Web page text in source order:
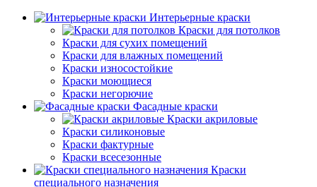
Интерьерные краски
Краски для потолков
Краски для сухих помещений
Краски для влажных помещений
Краски износостойкие
Краски моющиеся
Краски негорючие
Фасадные краски
Краски акриловые
Краски силиконовые
Краски фактурные
Краски всесезонные
Краски
специального назначения